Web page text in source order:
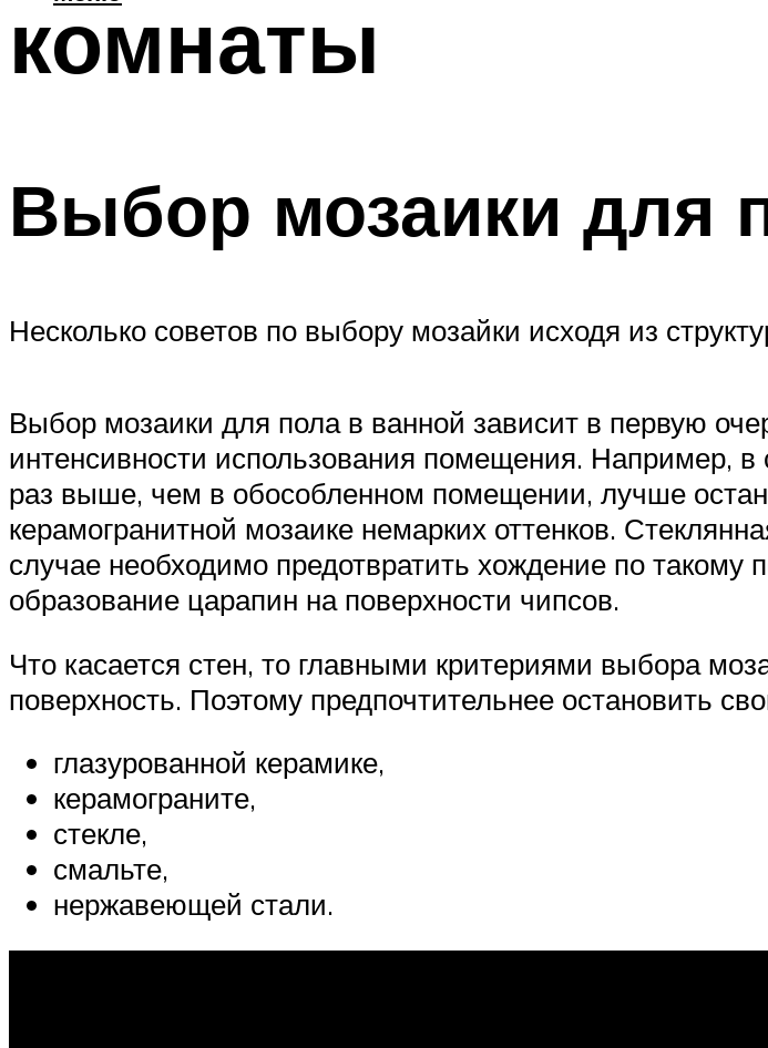
комнаты
Выбор мозаики для
Несколько советов по выбору мозайки исходя из
Выбор мозаики для пола в ванной зависит в первую
интенсивности использования помещения. Например,
раз выше, чем в обособленном помещении, лучше
керамогранитной мозаике немарких оттенков.
случае необходимо предотвратить хождение по такому
образование царапин на поверхности чипсов.
Что касается стен, то главными критериями выбора
поверхность. Поэтому предпочтительнее остановить
глазурованной керамике,
керамограните,
стекле,
смальте,
нержавеющей стали.